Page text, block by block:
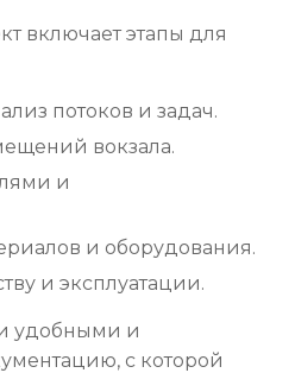
включает этапы для
потоков и задач.
вокзала.
и
и оборудования.
и эксплуатации.
удобными и
с которой